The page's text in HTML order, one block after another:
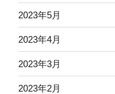
2023年5月
2023年4月
2023年3月
2023年2月